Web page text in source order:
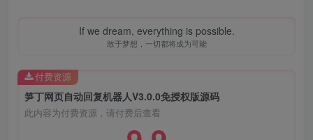
If we dream, everything is possible.
敢于梦想，一切都将成为可能
笋丁网页自动回复机器人V3.0.0免授权版源码
此内容为付费资源，请付费后查看
付费资源